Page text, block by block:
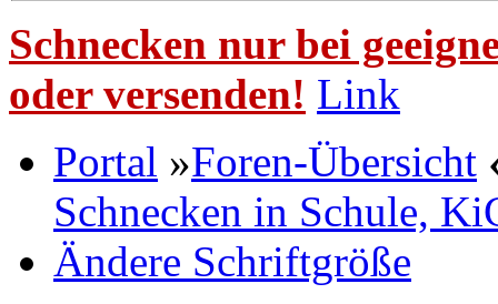
Schnecken nur bei
oder versenden! Link
Portal »Foren-Übersicht
Schnecken in Schule,
Ändere Schriftgröße